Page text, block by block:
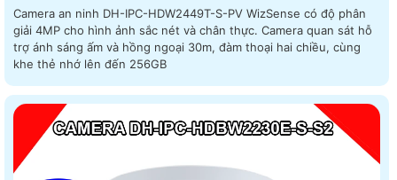
Camera an ninh DH-IPC-HDW2449T-S-PV WizSense có độ phân
giải 4MP cho hình ảnh sắc nét và chân thực. Camera quan sát hỗ
trợ ánh sáng ấm và hồng ngoại 30m, đàm thoại hai chiều, cùng
khe thẻ nhớ lên đến 256GB